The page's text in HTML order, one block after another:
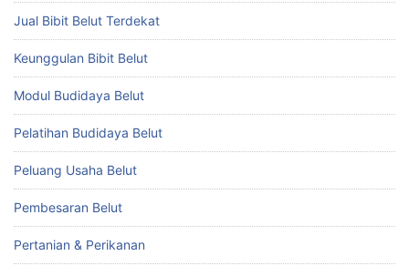
Jual Bibit Belut Terdekat
Keunggulan Bibit Belut
Modul Budidaya Belut
Pelatihan Budidaya Belut
Peluang Usaha Belut
Pembesaran Belut
Pertanian & Perikanan